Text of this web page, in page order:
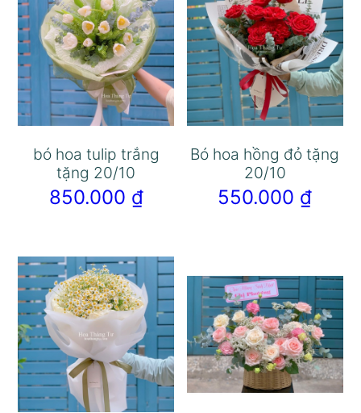
bó hoa tulip trắng
tặng 20/10
850.000 ₫
Bó hoa hồng đỏ tặng
20/10
550.000 ₫